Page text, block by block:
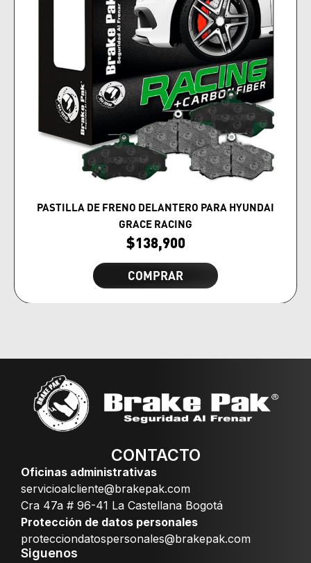
PASTILLA DE FRENO DELANTERO PARA HYUNDAI
GRACE RACING
$138,900
COMPRAR
CONTACTO
Oficinas administrativas
servicioalcliente@brakepak.com
Cra 47a # 96-41 La Castellana Bogotá
Protección de datos personales
protecciondatospersonales@brakepak.com
Siguenos